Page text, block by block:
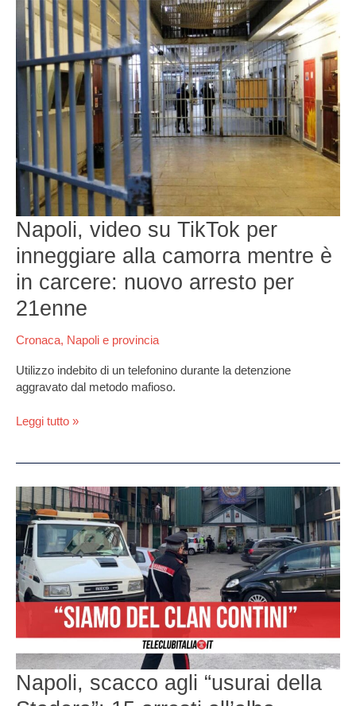
Napoli, video su TikTok per
inneggiare alla camorra mentre è
in carcere: nuovo arresto per
21enne
Cronaca, Napoli e provincia
Utilizzo indebito di un telefonino durante la detenzione
aggravato dal metodo mafioso.
Napoli,
video
su
TikTok
per
inneggiare
camorra
mentre
è
in
carcere:
nuovo
arresto
per
21enne
Leggi tutto »
Napoli, scacco agli “usurai della
Napoli,
scacco
agli
“usurai
della
Stadera”:
15
due
fratelli